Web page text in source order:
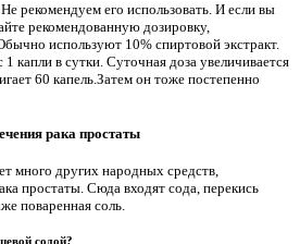
рекомендуем его использовать. И если вы
рекомендованную дозировку,
используют 10% спиртовой экстракт.
капли в сутки. Суточная доза увеличивается
60 капель.Затем он тоже постепенно
рака простаты
много других народных средств,
простаты. Сюда входят сода, перекись
поваренная соль.
содой?